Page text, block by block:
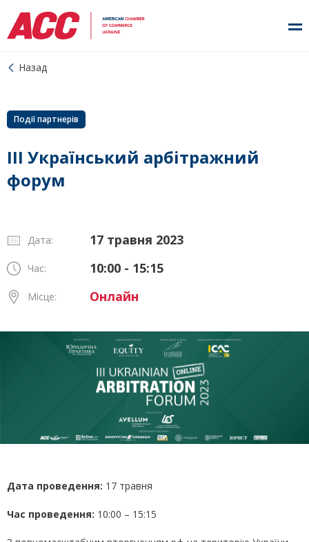
Назад
Події партнерів
III Український арбітражний
форум
Дата: 17 травня 2023
Час: 10:00 - 15:15
Місце: Онлайн
Дата проведення: 17 травня
Час проведення: 10:00 – 15:15